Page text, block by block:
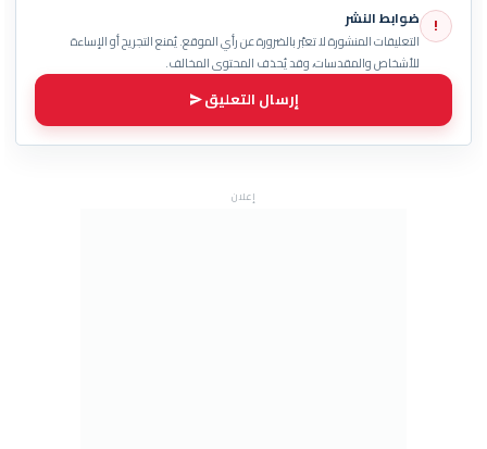
! ضوابط النشر
التعليقات المنشورة لا تعبّر بالضرورة عن رأي الموقع. يُمنع التجريح أو الإساءة
للأشخاص والمقدسات، وقد يُحذف المحتوى المخالف.
إرسال التعليق
إعلان